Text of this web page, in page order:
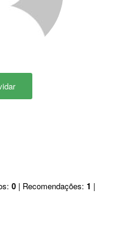
0 | Recomendações: 1 |